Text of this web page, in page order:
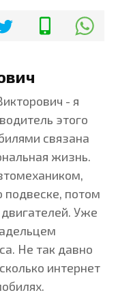
- я
этого
связана
жизнь.
подвеске, потом
Уже
Не так давно
интернет